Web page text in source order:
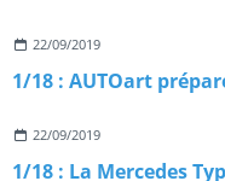
22/09/2019
1/18 : AUTOart
22/09/2019
1/18 : La Mercedes